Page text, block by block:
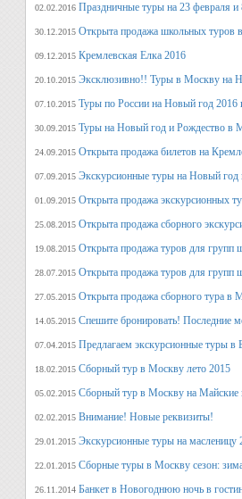
02.02.2016 Праздничные туры на 23 февраля и
30.12.2015 Открыта продажа школьных туров
09.12.2015 Кремлевская Елка 2016
20.10.2015 Эксклюзивно!! Туры в Москву на
07.10.2015 Туры по России на Новый год 2016
30.09.2015 Туры на Новый год и Рождество в
24.09.2015 Открыта продажа билетов на
07.09.2015 Экскурсионные туры на Новый год
01.09.2015 Открыта продажа экскурсионных
25.08.2015 Открыта продажа сборного
19.08.2015 Открыта продажа туров для групп
28.07.2015 Открыта продажа туров для групп
27.05.2015 Открыта продажа сборного тура в
14.05.2015 Спешите бронировать! Последние
07.04.2015 Предлагаем экскурсионные туры в
18.02.2015 Сборный тур в Москву лето 2015
05.02.2015 Сборный тур в Москву на Майские
02.02.2015 Внимание! Новые реквизиты!
29.01.2015 Экскурсионные туры на масленицу
22.01.2015 Сборные туры в Москву сезон:
26.11.2014 Банкет в Новогоднюю ночь в